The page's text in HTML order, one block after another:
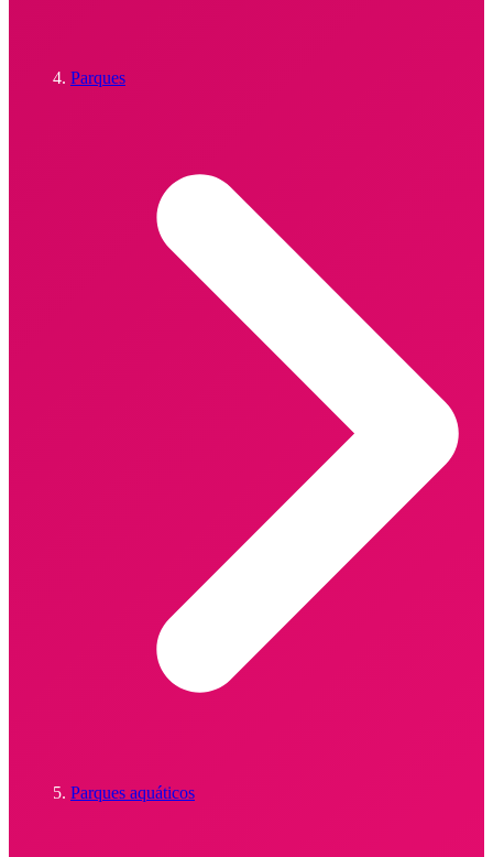
Parques
Parques aquáticos